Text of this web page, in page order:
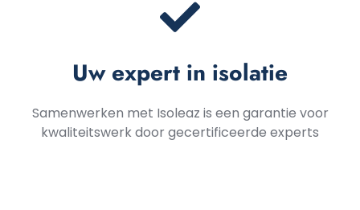
Uw expert in isolatie
Samenwerken met Isoleaz is een garantie voor
kwaliteitswerk door gecertificeerde experts